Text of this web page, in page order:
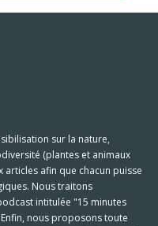
sur la nature,
(plantes et animaux
afin que chacun puisse
Nous traitons
intitulée "15 minutes
nous proposons toute